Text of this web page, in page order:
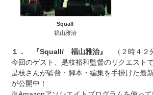
Squall
福山雅治
１． 『Squall/ 福山雅治』
（２時４２
今回のゲスト、是枝裕和監督のリクエストで
是枝さんが監督・脚本・編集を手掛けた最
が公開中！